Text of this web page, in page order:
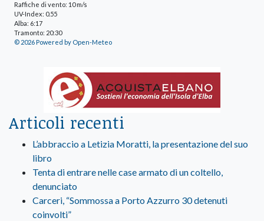
Raffiche di vento: 10 m/s
UV-Index: 0.55
Alba: 6:17
Tramonto: 20:30
© 2026 Powered by Open-Meteo
Articoli recenti
L’abbraccio a Letizia Moratti, la presentazione del suo
libro
Tenta di entrare nelle case armato di un coltello,
denunciato
Carceri, “Sommossa a Porto Azzurro 30 detenuti
coinvolti”